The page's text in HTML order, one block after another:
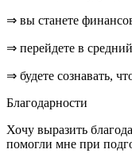
⇒ вы станете
⇒ перейдете в
⇒ будете сознавать,
Благодарности
Хочу выразить
помогли мне при